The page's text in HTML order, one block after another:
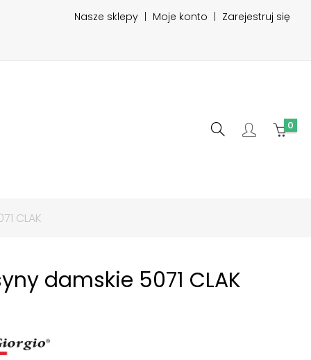
Nasze sklepy Moje konto Zarejestruj się
0
CLAK
damskie 5071 CLAK